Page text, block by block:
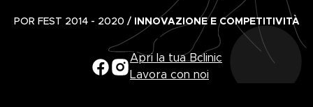
POR FEST 2014 - 2020 / INNOVAZIONE E COMPETITIVITÀ
Apri la tua Bclinic
Lavora con noi